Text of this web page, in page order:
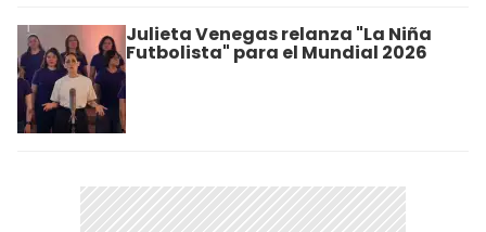
Julieta Venegas relanza "La Niña
Futbolista" para el Mundial 2026